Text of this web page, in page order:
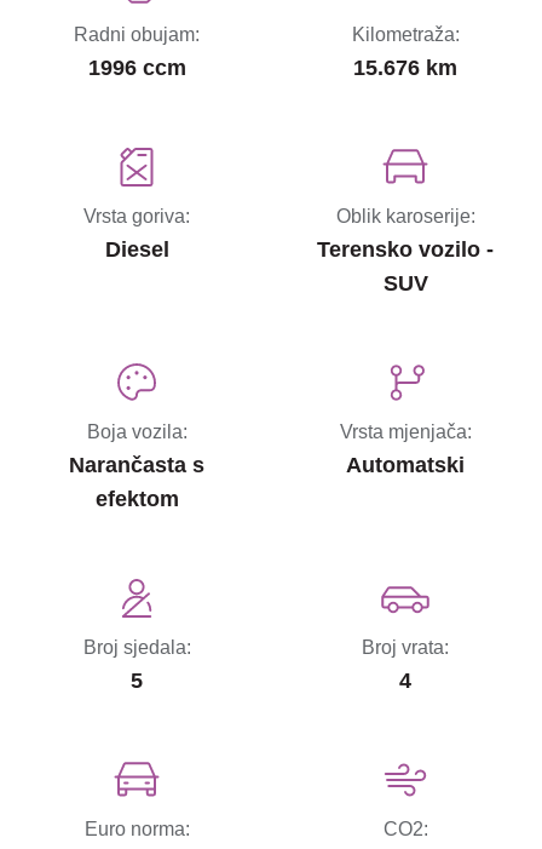
Radni obujam:
1996 ccm
Kilometraža:
15.676 km
Vrsta goriva:
Diesel
Oblik karoserije:
Terensko vozilo -
SUV
Boja vozila:
Narančasta s
efektom
Vrsta mjenjača:
Automatski
Broj sjedala:
5
Broj vrata:
4
Euro norma: CO2: